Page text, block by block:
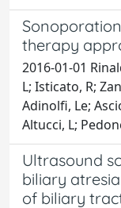
therapy
2016-01-01
L; Isticato, R;
Adinolfi, Le;
Altucci, L;
Ultrasound
biliary
of biliary